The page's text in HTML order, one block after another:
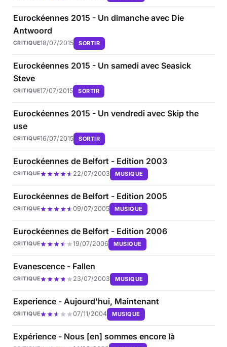
Eurockéennes 2015 - Un dimanche avec Die
Antwoord
CRITIQUE18/07/2015 SORTIR
Eurockéennes 2015 - Un samedi avec Seasick
Steve
CRITIQUE17/07/2015 SORTIR
Eurockéennes 2015 - Un vendredi avec Skip the
use
CRITIQUE16/07/2015 SORTIR
Eurockéennes de Belfort - Edition 2003
CRITIQUE 22/07/2003 MUSIQUE
Eurockéennes de Belfort - Edition 2005
CRITIQUE 09/07/2005 MUSIQUE
Eurockéennes de Belfort - Edition 2006
CRITIQUE 19/07/2006 MUSIQUE
Evanescence - Fallen
CRITIQUE 23/07/2003 MUSIQUE
Experience - Aujourd'hui, Maintenant
CRITIQUE 07/11/2004 MUSIQUE
Expérience - Nous [en] sommes encore là